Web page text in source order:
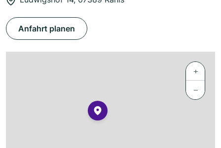
Anfahrt planen
+
−